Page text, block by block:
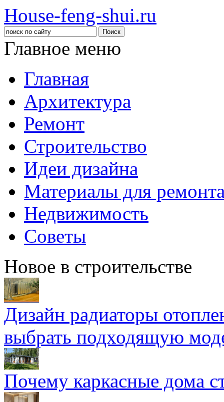
House-feng-shui.ru
Главное меню
Главная
Архитектура
Ремонт
Строительство
Идеи дизайна
Материалы для
Недвижимость
Советы
Новое в строительстве
Дизайн радиаторы
выбрать подходящую
Почему каркасные дома